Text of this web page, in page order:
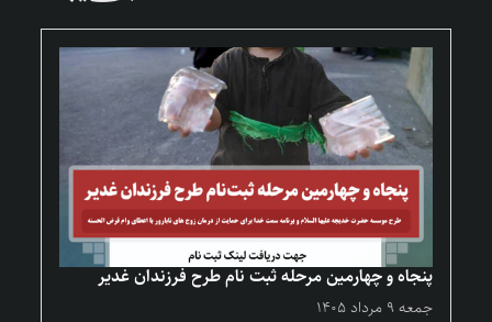
پنجاه و چهارمین مرحله ثبت نام طرح فرزندان غدیر
جمعه ۹ مرداد ۱۴۰۵